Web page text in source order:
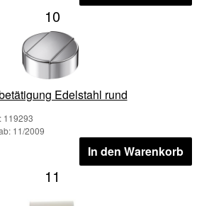
10
Edelstahl rund
119293
11/2009
In den Warenkorb
11